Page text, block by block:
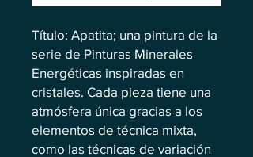
Título: Apatita; una pintura de la
serie de Pinturas Minerales
Energéticas inspiradas en
cristales. Cada pieza tiene una
atmósfera única gracias a los
elementos de técnica mixta,
como las técnicas de variación